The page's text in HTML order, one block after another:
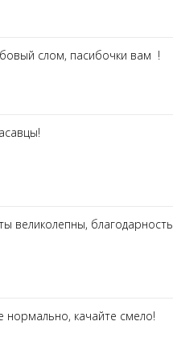
слом, пасибочки вам !
великолепны,
нормально, качайте смело!